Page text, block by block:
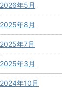
2026年5月
2025年8月
2025年7月
2025年3月
2024年10月